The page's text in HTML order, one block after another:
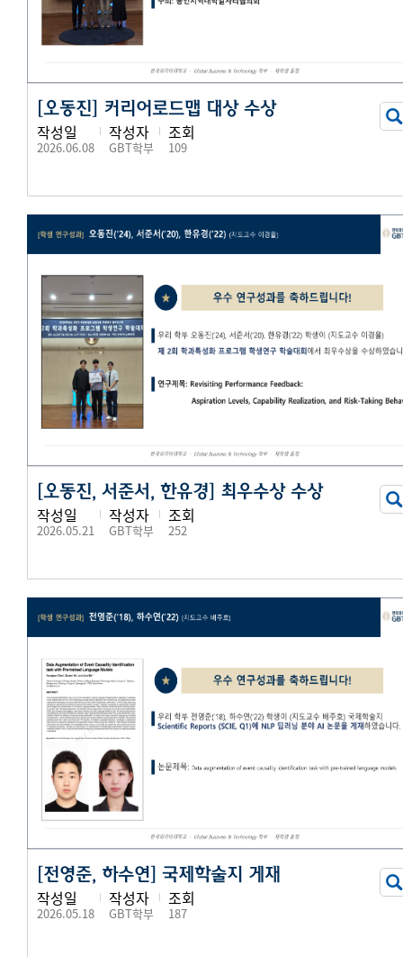
[오동진] 커리어로드맵 대상 수상
작성일
2026.06.08
작성자
GBT학부
조회
109
[오동진, 서준서, 한유경] 최우수상 수상
작성일
2026.05.21
작성자
GBT학부
조회
252
[전영준, 하수연] 국제학술지 게재
작성일
2026.05.18
작성자
GBT학부
조회
187